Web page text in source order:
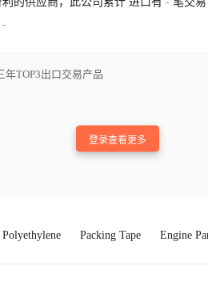
-
年TOP3出口交易产品
登录查看更多
Polyethylene Packing Tape Engine